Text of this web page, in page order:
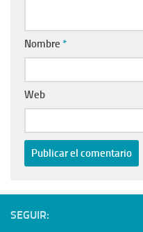
Nombre *
Web
SEGUIR: